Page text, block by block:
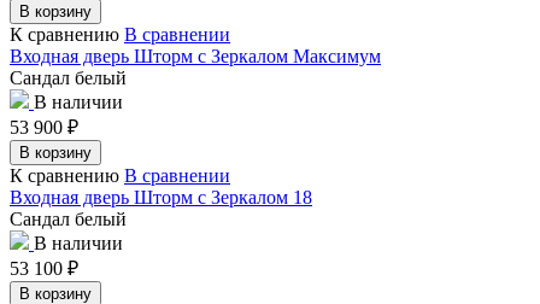
В корзину
К сравнению В сравнении
Входная дверь Шторм с Зеркалом Максимум
Сандал белый
В наличии
53 900 ₽
В корзину
К сравнению В сравнении
Входная дверь Шторм с Зеркалом 18
Сандал белый
В наличии
53 100 ₽
В корзину